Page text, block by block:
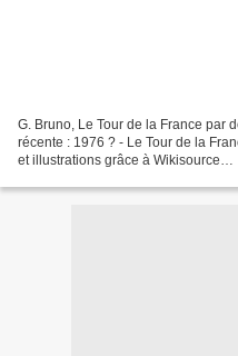
G. Bruno, Le Tour de la France par
récente : 1976 ? - Le Tour de la
et illustrations grâce à Wikisource